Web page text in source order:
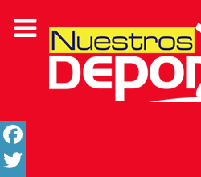
Facebook